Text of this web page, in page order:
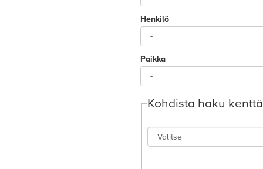
Kohdista haku
Hakukenttä
Haun
tyyppi
Hakusanat